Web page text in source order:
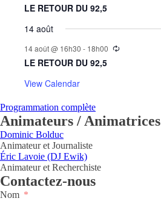
LE RETOUR DU 92,5
14 août
14 août @ 16h30 - 18h00
LE RETOUR DU 92,5
View Calendar
Programmation complète
Animateurs / Animatrices
Dominic Bolduc
Animateur et Journaliste
Éric Lavoie (DJ Ewik)
Animateur et Recherchiste
Contactez-nous
Nom